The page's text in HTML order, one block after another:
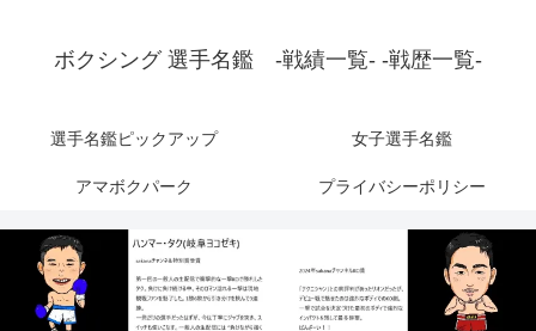
ボクシング 選手名鑑 -戦績一覧- -戦歴一覧-
選手名鑑ピックアップ 女子選手名鑑
アマボクパーク プライバシーポリシー